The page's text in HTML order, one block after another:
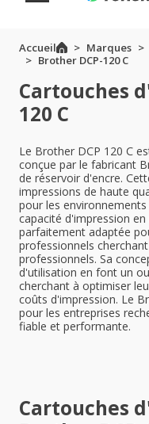
Accueil Marques
Brother DCP-120 C
Cartouches
120 C
Le Brother DCP 120 C
conçue par le fabricant
de réservoir d'encre.
impressions de haute
pour les
capacité d'impression
parfaitement adaptée
professionnels
professionnels. Sa
d'utilisation en font un
cherchant à optimiser
coûts d'impression. Le
pour les entreprises
fiable et performante.
Cartouches